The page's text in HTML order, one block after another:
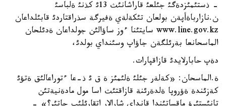
- ذستئمئزدةگئ جئلعئ قاراشانئث 13ئ كذنئ ةلباسئ
ن.نازارباةأپةن بولعان تئكةلةي ةفيرگة سذراقتاردئ قابئلداعان
www.line.gov.kz سايتئنا ءوز ساؤالئن جولداعان ةدئلحان
الماسحانعا بةرئلگةن جاؤاپ وسئنداي بولدئ،
دةپ حابارلايدئ قازاقپارات.
ة.الماسحان: «كةلةر جئلئ ةلئمئز ة ق ئ ذ-عا ءتوراعالئق ةتؤئ
كةزئندة ةؤروپا ةلدةرئنة قازاقتئث اسا مول مادةنيةتئن